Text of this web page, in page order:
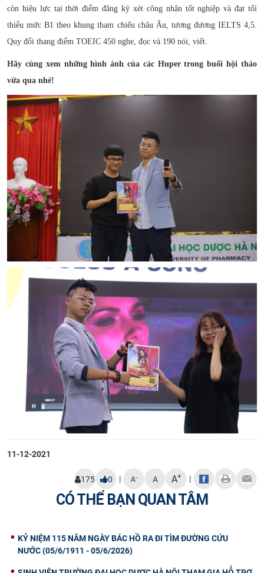
còn hiệu lực tại thời điểm đăng ký xét công nhận tốt nghiệp và đạt tối
thiểu mức B1 theo khung tham chiếu châu Âu, tương đương IELTS 4,5.
Quy đổi thang điểm TOEIC 450 nghe, đọc và 190 nói, viết.
Hãy cùng xem những hình ảnh của các Huper trong buổi hội thảo
vừa qua nhé!
11-12-2021
175 0 | A- A A+ |
CÓ THỂ BẠN QUAN TÂM
KỶ NIỆM 115 NĂM NGÀY BÁC HỒ RA ĐI TÌM ĐƯỜNG CỨU
NƯỚC (05/6/1911 - 05/6/2026)